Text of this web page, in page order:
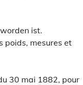
ist.
poids, mesures et
30 mai 1882, pour